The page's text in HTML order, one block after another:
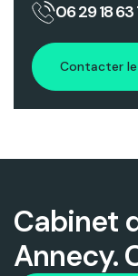
06 29 18 63
Contacter
Cabinet
Annecy.